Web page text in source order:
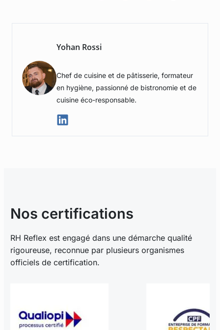
Yohan Rossi
Chef de cuisine et de pâtisserie, formateur
en hygiène, passionné de bistronomie et de
cuisine éco-responsable.
Nos certifications
RH Reflex est engagé dans une démarche qualité
rigoureuse, reconnue par plusieurs organismes
officiels de certification.